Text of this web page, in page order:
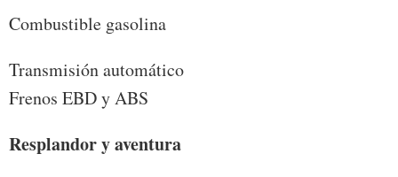
Combustible gasolina
Transmisión automático
Frenos EBD y ABS
Resplandor y aventura